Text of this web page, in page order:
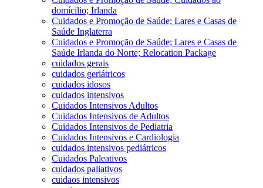
domícilio; Irlanda
Cuidados e Promoção de Saúde; Lares e Casas de
Saúde Inglaterra
Cuidados e Promoção de Saúde; Lares e Casas de
Saúde Irlanda do Norte; Relocation Package
cuidados gerais
cuidados geriátricos
cuidados idosos
cuidados intensivos
Cuidados Intensivos Adultos
Cuidados Intensivos de Adultos
Cuidados Intensivos de Pediatria
Cuidados Intensivos e Cardiologia
cuidados intensivos pediátricos
Cuidados Paleativos
cuidados paliativos
cuidaos intensivos